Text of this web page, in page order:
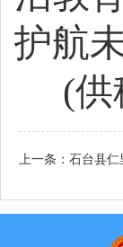
护航
(供
上一条： 石台县仁